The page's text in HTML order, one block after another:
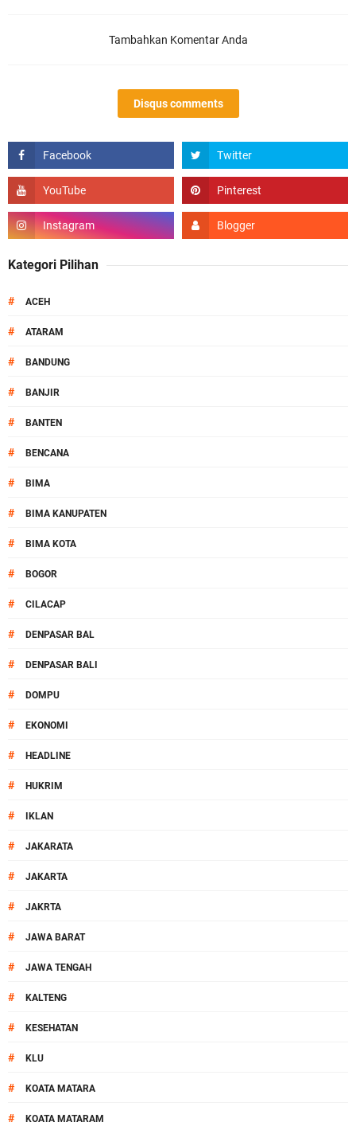
Tambahkan Komentar Anda
Disqus comments
Kategori Pilihan
# ACEH
# ATARAM
# BANDUNG
# BANJIR
# BANTEN
# BENCANA
# BIMA
# BIMA KANUPATEN
# BIMA KOTA
# BOGOR
# CILACAP
# DENPASAR BAL
# DENPASAR BALI
# DOMPU
# EKONOMI
# HEADLINE
# HUKRIM
# IKLAN
# JAKARATA
# JAKARTA
# JAKRTA
# JAWA BARAT
# JAWA TENGAH
# KALTENG
# KESEHATAN
# KLU
# KOATA MATARA
# KOATA MATARAM